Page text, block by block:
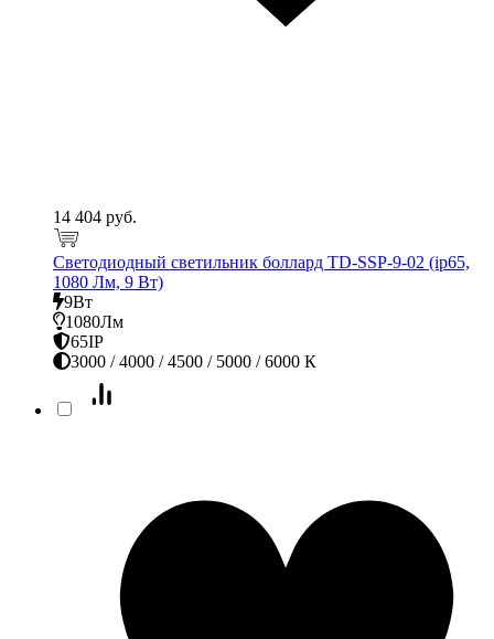
14 404 руб.
Светодиодный светильник боллард TD-SSP-9-02 (ip65,
1080 Лм, 9 Вт)
9Вт
1080Лм
65IP
3000 / 4000 / 4500 / 5000 / 6000 К